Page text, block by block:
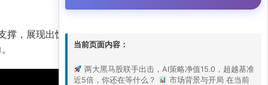
，展现出惊人的上涨动能。我们的AI量化策
当前页面内容：
两大黑马股联手出击，AI策略净值15.0，超越基准
近5倍，你还在等什么？
市场背景与开局 在当前